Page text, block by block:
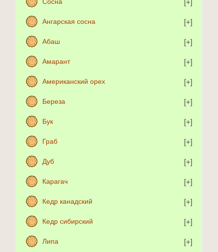
Ангарская сосна
Абаш
Амарант
Американский орех
Береза
Бук
Граб
Дуб
Карагач
Кедр канадский
Кедр сибирский
Липа